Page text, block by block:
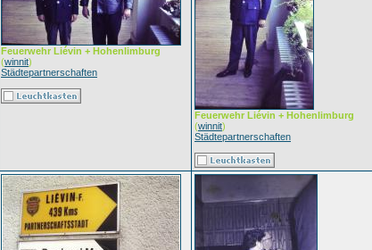
Feuerwehr Liévin + Hohenlimburg
(winnit)
Städtepartnerschaften
Feuerwehr Liévin + Hohenlimburg
(winnit)
Städtepartnerschaften